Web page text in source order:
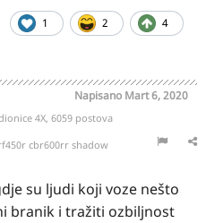
1 2 4
Napisano Mart 6, 2020
4X, 6059 postova
cbr600rr shadow
su ljudi koji voze nešto
branik i tražiti ozbiljnost